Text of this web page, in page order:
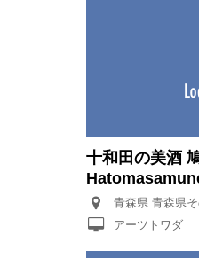
十和田の美酒
青森県 青森
アーツトワダ